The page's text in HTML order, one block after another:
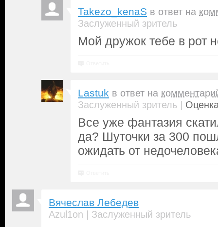
Takezo_kenaS в ответ на
Заслуженный зритель
Мой дружок тебе в рот
Lastuk в ответ на
Заслуженный зритель |
Все уже фантазия
да? Шуточки за 300
ожидать от
Вячеслав Лебедев
Azul1on | Заслуженный зритель